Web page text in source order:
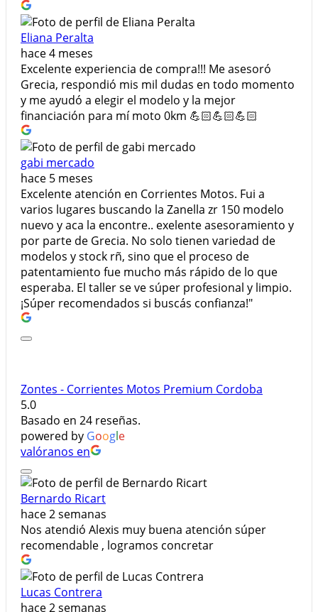
Eliana Peralta
hace 4 meses
Excelente experiencia de compra!!! Me asesoró
Grecia, respondió mis mil dudas en todo momento
y me ayudó a elegir el modelo y la mejor
financiación para mí moto 0km 💪🏻💪🏻💪🏻
gabi mercado
hace 5 meses
Excelente atención en Corrientes Motos. Fui a
varios lugares buscando la Zanella zr 150 modelo
nuevo y aca la encontre.. exelente asesoramiento y
por parte de Grecia. No solo tienen variedad de
modelos y stock rñ, sino que el proceso de
patentamiento fue mucho más rápido de lo que
esperaba. El taller se ve súper profesional y limpio.
¡Súper recomendados si buscás confianza!"
Zontes - Corrientes Motos Premium Cordoba
5.0
Basado en 24 reseñas.
powered by Google
valóranos en
Bernardo Ricart
hace 2 semanas
Nos atendió Alexis muy buena atención súper
recomendable , logramos concretar
Lucas Contrera
hace 2 semanas